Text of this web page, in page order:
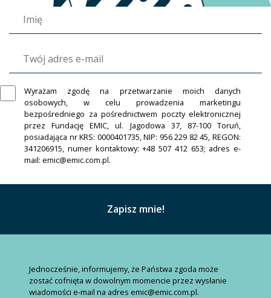
Wyrażam zgodę na przetwarzanie moich danych
osobowych, w celu prowadzenia marketingu
bezpośredniego za pośrednictwem poczty elektronicznej
przez Fundację EMIC, ul. Jagodowa 37, 87-100 Toruń,
posiadająca nr KRS: 0000401735, NIP: 956 229 82 45, REGON:
341206915, numer kontaktowy: +48 507 412 653; adres e-
mail: emic@emic.com.pl.
Jednocześnie, informujemy, że Państwa zgoda może
zostać cofnięta w dowolnym momencie przez wysłanie
wiadomości e-mail na adres emic@emic.com.pl.